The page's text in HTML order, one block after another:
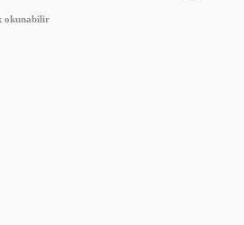
okunabilir